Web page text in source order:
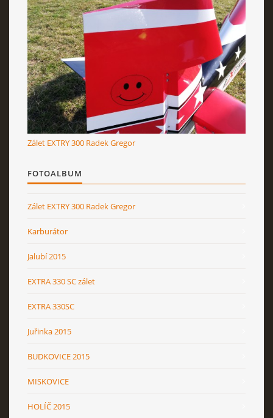
AKCE PRO ROK 2016
PLOCHA HOLEŠOV
RcAeroHolešov
info@rcaeroholesov.cz
Zálet EXTRY 300 Radek Gregor
FOTOALBUM
Zálet EXTRY 300 Radek Gregor
Karburátor
Jalubí 2015
EXTRA 330 SC zálet
EXTRA 330SC
Juřinka 2015
BUDKOVICE 2015
MISKOVICE
HOLÍČ 2015